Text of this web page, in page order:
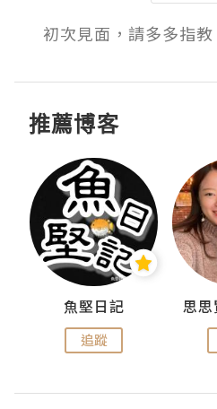
初次見面，請多多指
推薦博客
魚堅日記
追蹤